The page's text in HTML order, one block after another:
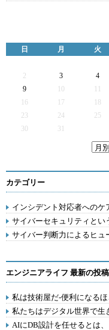
日 月 火
2
3 4
9
16
17
23
24 25
30
31
カテゴリー
インシデント対応者へのケ
サイバーセキュリティとい
サイバー判断力によるヒュ
エンジニアライフ 最新の投稿
私は技術屋だ-便利になる
私たちはデジタル世界で生
AIにDB設計を任せるとは